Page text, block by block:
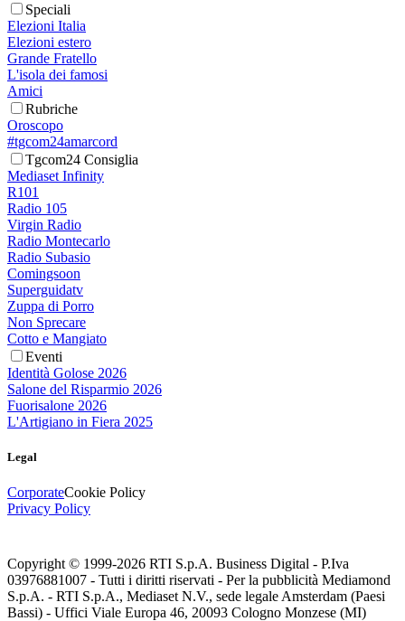
Speciali
Elezioni Italia
Elezioni estero
Grande Fratello
L'isola dei famosi
Amici
Rubriche
Oroscopo
#tgcom24amarcord
Tgcom24 Consiglia
Mediaset Infinity
R101
Radio 105
Virgin Radio
Radio Montecarlo
Radio Subasio
Comingsoon
Superguidatv
Zuppa di Porro
Non Sprecare
Cotto e Mangiato
Eventi
Identità Golose 2026
Salone del Risparmio 2026
Fuorisalone 2026
L'Artigiano in Fiera 2025
Legal
CorporateCookie Policy
Privacy Policy
Copyright © 1999-2026 RTI S.p.A. Business Digital - P.Iva
03976881007 - Tutti i diritti riservati - Per la pubblicità Mediamond
S.p.A. - RTI S.p.A., Mediaset N.V., sede legale Amsterdam (Paesi
Bassi) - Uffici Viale Europa 46, 20093 Cologno Monzese (MI)